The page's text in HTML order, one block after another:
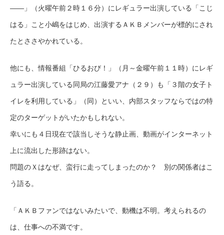
――」（火曜午前２時１６分）にレギュラー出演している「こじ
はる」こと小嶋をはじめ、出演するＡＫＢメンバーが標的にされ
たとささやかれている。
他にも、情報番組「ひるおび！」（月～金曜午前１１時）にレギ
ュラー出演している同局の江藤愛アナ（２９）も「３階の女子ト
イレを利用している」（同）といい、内部スタッフならではの特
定のターゲットがいたかもしれない。
幸いにも４日現在で該当しそうな静止画、動画がインターネット
上に流出した形跡はない。
問題のＸはなぜ、蛮行に走ってしまったのか？ 別の関係者はこ
う語る。
「ＡＫＢファンではないみたいで、動機は不明。考えられるの
は、仕事への不満です。